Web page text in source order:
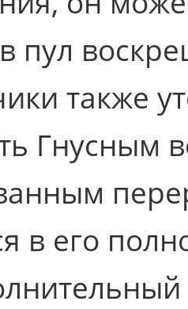
пул
также
Гнусным
в его